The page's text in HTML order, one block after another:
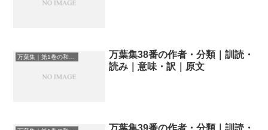
万葉集38番の作者・分類｜訓読・
読み｜意味・訳｜原文